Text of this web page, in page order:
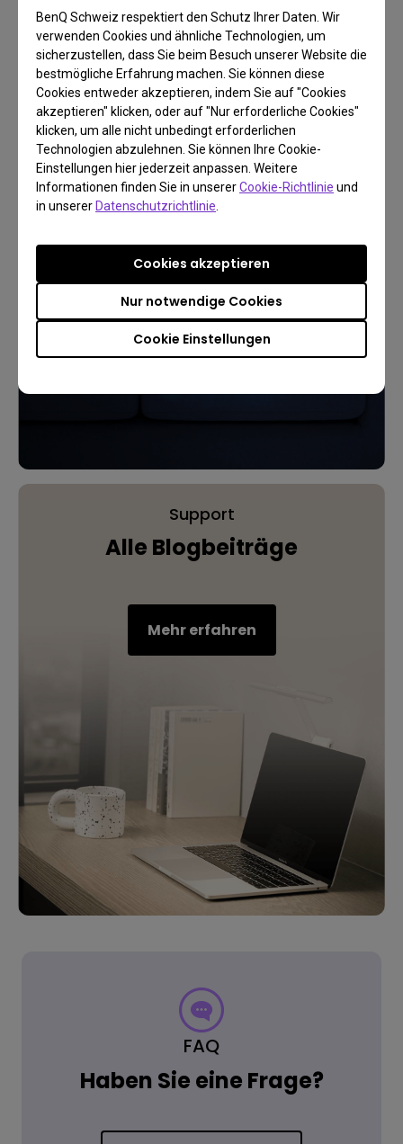
BenQ Schweiz respektiert den Schutz Ihrer Daten. Wir
verwenden Cookies und ähnliche Technologien, um
sicherzustellen, dass Sie beim Besuch unserer Website die
bestmögliche Erfahrung machen. Sie können diese
Cookies entweder akzeptieren, indem Sie auf "Cookies
akzeptieren" klicken, oder auf "Nur erforderliche Cookies"
klicken, um alle nicht unbedingt erforderlichen
Technologien abzulehnen. Sie können Ihre Cookie-
Einstellungen hier jederzeit anpassen. Weitere
Informationen finden Sie in unsererCookie-Richtlinie und
in unserer Datenschutzrichtlinie
Cookie Einstellungen
Nur notwendige Cookies
Cookies akzeptieren
Kino für Zuhause
4K Beamer
Jetzt entdecken
Support
Alle Blogbeiträge
Mehr erfahren
FAQ
Haben Sie eine Frage?